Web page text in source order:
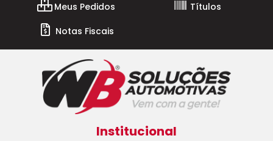
Meus Pedidos
Títulos
Notas Fiscais
Institucional